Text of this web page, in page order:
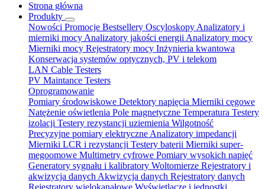
Strona główna
Produkty
Nowości Promocje Bestsellery Oscyloskopy Analizatory i
mierniki mocy Analizatory jakości energii Analizatory mocy
Mierniki mocy Rejestratory mocy Inżynieria kwantowa
Konserwacja systemów optycznych, PV i telekom
LAN Cable Testers
PV Maintance Testers
Oprogramowanie
Pomiary środowiskowe Detektory napięcia Mierniki cęgowe
Natężenie oświetlenia Pole magnetyczne Temperatura Testery
izolacji Testery rezystancji uziemienia Wilgotność
Precyzyjne pomiary elektryczne Analizatory impedancji
Mierniki LCR i rezystancji Testery baterii Mierniki super-
megoomowe Multimetry cyfrowe Pomiary wysokich napięć
Generatory sygnału i kalibratory Woltomierze Rejestratory i
akwizycja danych Akwizycja danych Rejestratory danych
Rejestratory wielokanałowe Wyświetlacze i jednostki